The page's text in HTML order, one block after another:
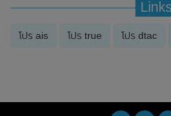
Links
โปร ais โปร true โปร dtac